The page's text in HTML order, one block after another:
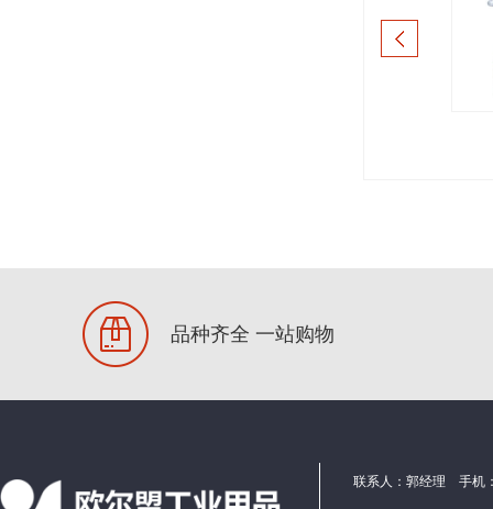
品种齐全 一站购物
联系人：郭经理 手机